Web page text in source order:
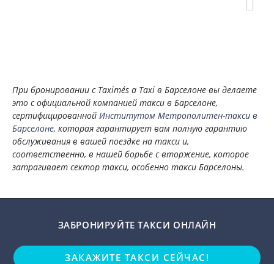
При бронировании с Taximés a Taxi в Барселоне вы делаете
это с официальной компанией такси в Барселоне,
сертифицированной Институтом Метрополитен-такси в
Барселоне, которая гарантирует вам полную гарантию
обслуживания в вашей поездке на такси и,
соответственно, в нашей борьбе с вторжение, которое
затрагивает сектор такси, особенно такси Барселоны.
ЗАБРОНИРУЙТЕ ТАКСИ ОНЛАЙН
ЗАКАЖИТЕ ТАКСИ СЕЙЧАС!